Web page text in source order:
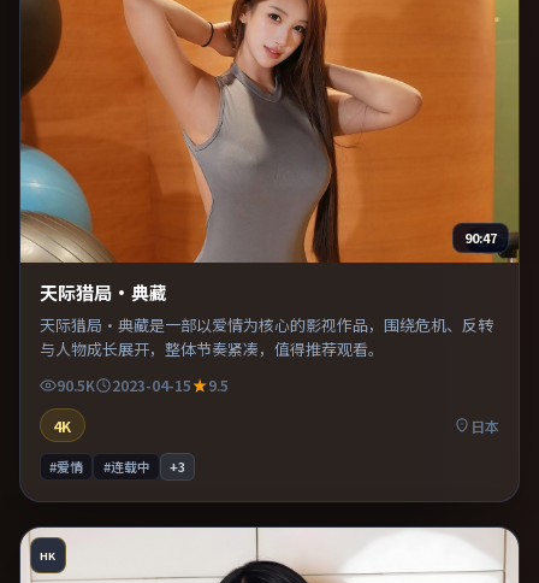
90:47
天际猎局·典藏
天际猎局·典藏是一部以爱情为核心的影视作品，围绕危机、反转
与人物成长展开，整体节奏紧凑，值得推荐观看。
90.5K 2023-04-15
9.5
4K
日本
#爱情 #连载中 +3
HK